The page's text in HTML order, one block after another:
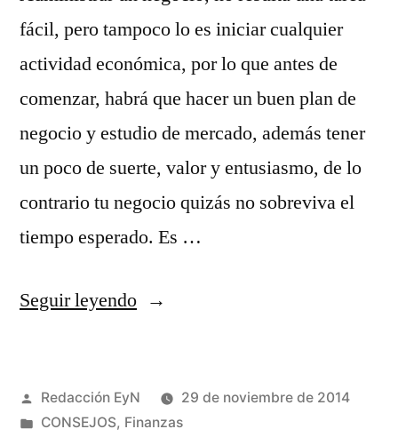
fácil, pero tampoco lo es iniciar cualquier
actividad económica, por lo que antes de
comenzar, habrá que hacer un buen plan de
negocio y estudio de mercado, además tener
un poco de suerte, valor y entusiasmo, de lo
contrario tu negocio quizás no sobreviva el
tiempo esperado. Es …
Seguir leyendo«Cómo
negocio»
Publicado
por
Redacción EyN
29 de noviembre de 2014
Publicado
CONSEJOS, Finanzas